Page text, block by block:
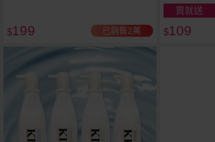
$199 已銷售2萬
買就送
$109